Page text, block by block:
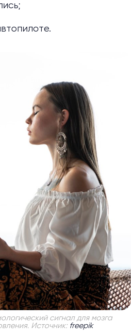
сигнал для мозга
Источник: freepik